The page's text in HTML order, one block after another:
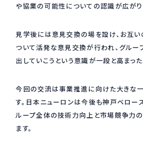
webカタロ
や協業の可能性についての認識が広がり
見学後には意見交換の場を設け、お互
ついて活発な意見交換が行われ、グルー
出していこうという意識が一段と高まった
今回の交流は事業推進に向けた大きな
す。日本ニューロンは今後も神戸ベロー
ループ全体の技術力向上と市場競争力
ます。